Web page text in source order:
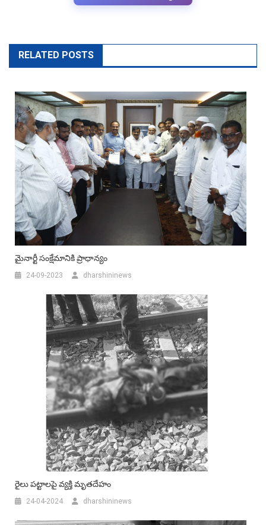
RELATED POSTS
మైనార్టీ సంక్షేమానికి ప్రాధాన్యం
24-09-2023 dharshininews
రైలు పట్టాలపై వ్యక్తి మృతదేహం
24-04-2024 dharshininews